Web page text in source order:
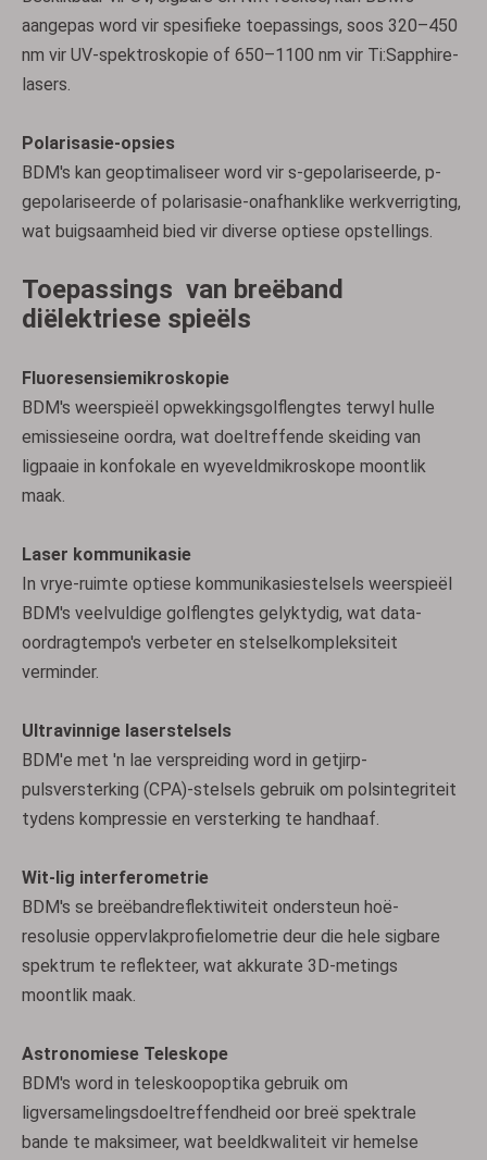
aangepas word vir spesifieke toepassings, soos 320–450
nm vir UV-spektroskopie of 650–1100 nm vir Ti:Sapphire-
lasers.
Polarisasie-opsies
BDM's kan geoptimaliseer word vir s-gepolariseerde, p-
gepolariseerde of polarisasie-onafhanklike werkverrigting,
wat buigsaamheid bied vir diverse optiese opstellings.
Toepassings van breëband
diëlektriese spieëls
Fluoresensiemikroskopie
BDM's weerspieël opwekkingsgolflengtes terwyl hulle
emissieseine oordra, wat doeltreffende skeiding van
ligpaaie in konfokale en wyeveldmikroskope moontlik
maak.
Laser kommunikasie
In vrye-ruimte optiese kommunikasiestelsels weerspieël
BDM's veelvuldige golflengtes gelyktydig, wat data-
oordragtempo's verbeter en stelselkompleksiteit
verminder.
Ultravinnige laserstelsels
BDM'e met 'n lae verspreiding word in getjirp-
pulsversterking (CPA)-stelsels gebruik om polsintegriteit
tydens kompressie en versterking te handhaaf.
Wit-lig interferometrie
BDM's se breëbandreflektiwiteit ondersteun hoë-
resolusie oppervlakprofielometrie deur die hele sigbare
spektrum te reflekteer, wat akkurate 3D-metings
moontlik maak.
Astronomiese Teleskope
BDM's word in teleskoopoptika gebruik om
ligversamelingsdoeltreffendheid oor breë spektrale
bande te maksimeer, wat beeldkwaliteit vir hemelse